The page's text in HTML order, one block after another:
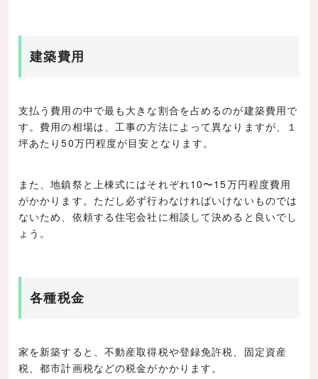
建築費用
支払う費用の中で最も大きな割合を占めるのが建築費用で
す。費用の相場は、工事の方法によって異なりますが、１
坪あたり50万円程度が目安となります。
また、地鎮祭と上棟式にはそれぞれ10〜15万円程度費用
がかかります。ただし必ず行わなければいけないものでは
ないため、依頼する住宅会社に相談して決めると良いでし
ょう。
各種税金
家を新築すると、不動産取得税や登録免許税、固定資産
税、都市計画税などの税金がかかります。